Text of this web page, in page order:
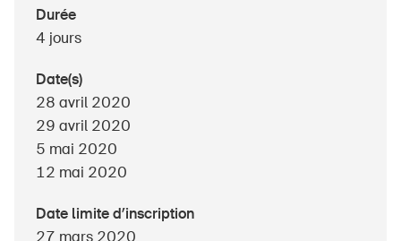
À propos du BPA
Médias
Politique
Sinus Plus
Campagnes
Postes vacants
Durée
4 jours
Date(s)
28 avril 2020
29 avril 2020
5 mai 2020
12 mai 2020
Date limite d’inscription
27 mars 2020